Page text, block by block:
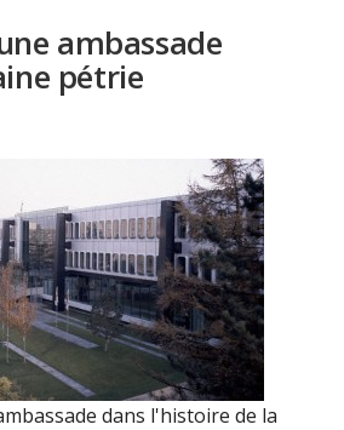
ambassade
pétrie
dans l'histoire de la